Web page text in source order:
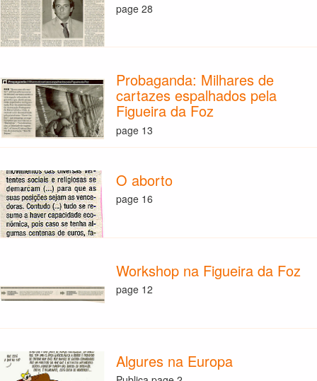
page 28
Probaganda: Milhares de
cartazes espalhados pela
Figueira da Foz
page 13
O aborto
page 16
Workshop na Figueira da Foz
page 12
Algures na Europa